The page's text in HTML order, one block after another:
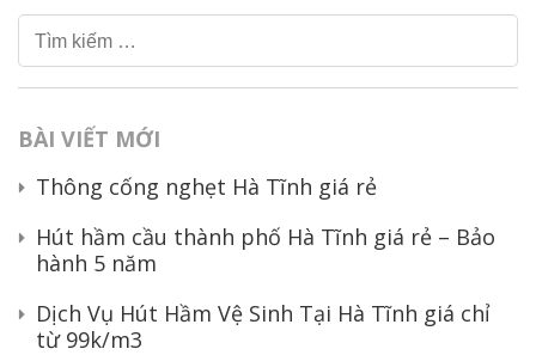
Tìm
kiếm
BÀI VIẾT MỚI
Thông cống nghẹt Hà Tĩnh giá rẻ
Hút hầm cầu thành phố Hà Tĩnh giá rẻ – Bảo
hành 5 năm
Dịch Vụ Hút Hầm Vệ Sinh Tại Hà Tĩnh giá chỉ
từ 99k/m3